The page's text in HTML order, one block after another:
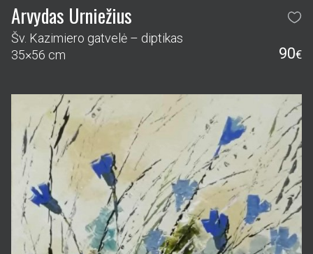
Arvydas Urniežius
Šv. Kazimiero gatvelė – diptikas
35×56 cm
90€